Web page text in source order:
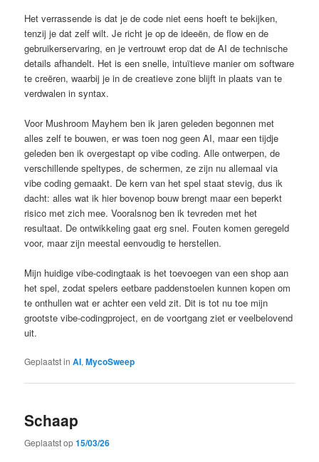
Het verrassende is dat je de code niet eens hoeft te bekijken,
tenzij je dat zelf wilt. Je richt je op de ideeën, de flow en de
gebruikerservaring, en je vertrouwt erop dat de AI de technische
details afhandelt. Het is een snelle, intuïtieve manier om software
te creëren, waarbij je in de creatieve zone blijft in plaats van te
verdwalen in syntax.
Voor Mushroom Mayhem ben ik jaren geleden begonnen met
alles zelf te bouwen, er was toen nog geen AI, maar een tijdje
geleden ben ik overgestapt op vibe coding. Alle ontwerpen, de
verschillende speltypes, de schermen, ze zijn nu allemaal via
vibe coding gemaakt. De kern van het spel staat stevig, dus ik
dacht: alles wat ik hier bovenop bouw brengt maar een beperkt
risico met zich mee. Vooralsnog ben ik tevreden met het
resultaat. De ontwikkeling gaat erg snel. Fouten komen geregeld
voor, maar zijn meestal eenvoudig te herstellen.
Mijn huidige vibe-codingtaak is het toevoegen van een shop aan
het spel, zodat spelers eetbare paddenstoelen kunnen kopen om
te onthullen wat er achter een veld zit. Dit is tot nu toe mijn
grootste vibe-codingproject, en de voortgang ziet er veelbelovend
uit.
Geplaatst in AI,MycoSweep
Schaap
Geplaatst op15/03/26